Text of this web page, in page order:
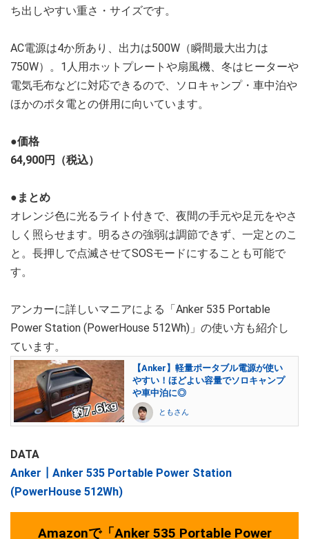
ち出しやすい重さ・サイズです。
AC電源は4か所あり、出力は500W（瞬間最大出力は
750W）。1人用ホットプレートや扇風機、冬はヒーターや
電気毛布などに対応できるので、ソロキャンプ・車中泊や
ほかのポタ電との併用に向いています。
●価格
64,900円（税込）
●まとめ
オレンジ色に光るライト付きで、夜間の手元や足元をやさ
しく照らせます。明るさの強弱は調節できず、一定とのこ
と。長押しで点滅させてSOSモードにすることも可能で
す。
アンカーに詳しいマニアによる「Anker 535 Portable
Power Station (PowerHouse 512Wh)」の使い方も紹介し
ています。
【Anker】軽量ポータブル電源が使い
やすい！ほどよい容量でソロキャンプ
や車中泊に◎
ともさん
DATA
Anker┃Anker 535 Portable Power Station
(PowerHouse 512Wh)
Amazonで「Anker 535 Portable Power